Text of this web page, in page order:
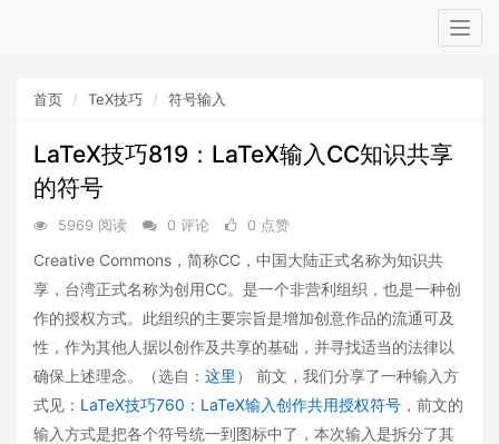
首页 TeX技巧 符号输入
LaTeX技巧819：LaTeX输入CC知识共享
的符号
5969 阅读 0 评论 0 点赞
Creative Commons，简称CC，中国大陆正式名称为知识共
享，台湾正式名称为创用CC。是一个非营利组织，也是一种创
作的授权方式。此组织的主要宗旨是增加创意作品的流通可及
性，作为其他人据以创作及共享的基础，并寻找适当的法律以
确保上述理念。（选自： 这里 ） 前文，我们分享了一种输入方
式见： LaTeX技巧760：LaTeX输入创作共用授权符号 ，前文的
输入方式是把各个符号统一到图标中了，本次输入是拆分了其